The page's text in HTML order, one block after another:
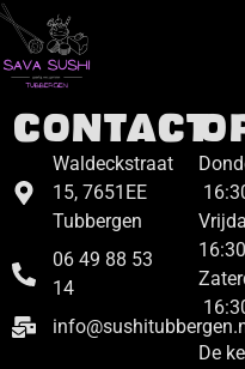
Contact
Waldeckstraat
15, 7651EE
Tubbergen
06 49 88 53
14
De